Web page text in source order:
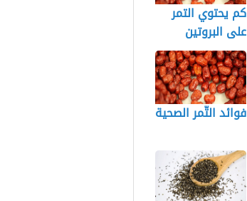
كم يحتوي التمر
على البروتين
فوائد التّمر الصحية